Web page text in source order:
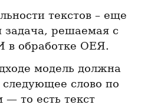
текстов – еще
задача, решаемая с
обработке ОЕЯ.
модель должна
следующее слово по
то есть текст